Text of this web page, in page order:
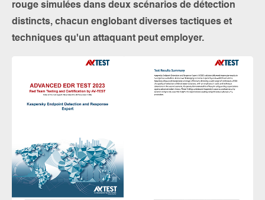
rouge simulées dans deux scénarios de détection
distincts, chacun englobant diverses tactiques et
techniques qu'un attaquant peut employer.